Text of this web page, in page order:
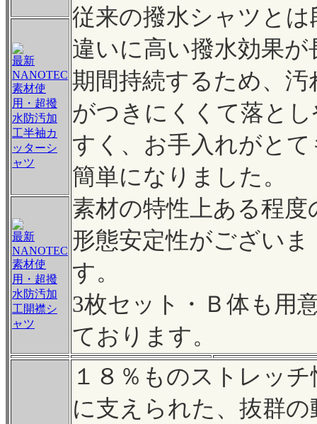
従来の撥水シャツとは
違いに高い撥水効果が
期間持続するため、汚
がつきにくくて落と
すく、お手入れがとて
簡単になりました。
素材の特性上ある程度
形態安定性がございま
す。
3枚セット・Ｂ体も用
ております。
最新
NANOTEC
素材使
用・超撥
水防汚加
工半袖カ
ッターシ
ャツ
最新
NANOTEC
素材使
用・超撥
水防汚加
工開襟シ
ャツ
１８％ものストレッチ
に支えられた、抜群の